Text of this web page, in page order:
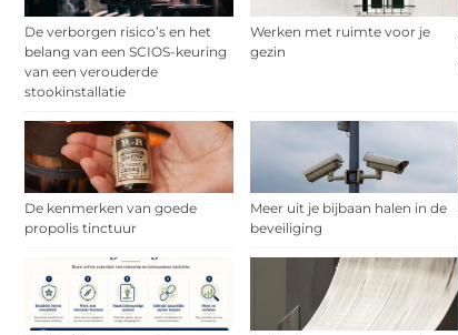
De verborgen risico’s en het
belang van een SCIOS-keuring
van een verouderde
stookinstallatie
Werken met ruimte voor je
gezin
De kenmerken van goede
propolis tinctuur
Meer uit je bijbaan halen in de
beveiliging